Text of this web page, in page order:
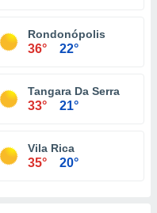
Rondonópolis
36° 22°
Tangara Da Serra
33° 21°
Vila Rica
35° 20°